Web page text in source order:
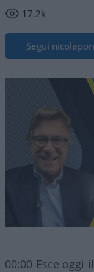
17.2k
Segui
00:00 Esce oggi